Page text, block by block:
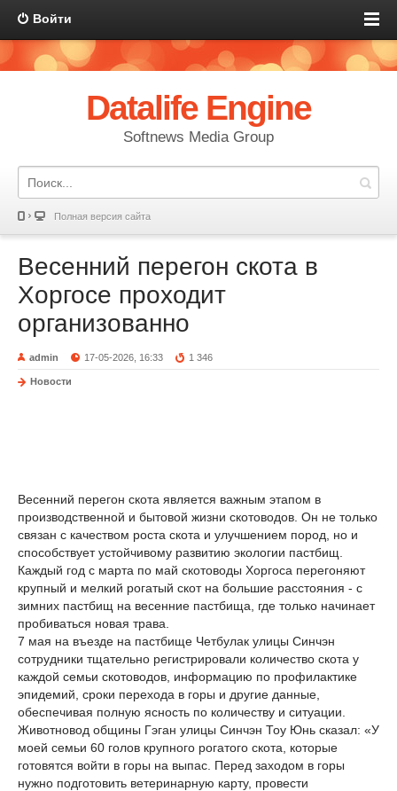
Войти
Datalife Engine
Softnews Media Group
Полная версия сайта
Весенний перегон скота в
Хоргосе проходит
организованно
admin 17-05-2026, 16:33 1 346
Новости
Весенний перегон скота является важным этапом в
производственной и бытовой жизни скотоводов. Он не только
связан с качеством роста скота и улучшением пород, но и
способствует устойчивому развитию экологии пастбищ.
Каждый год с марта по май скотоводы Хоргоса перегоняют
крупный и мелкий рогатый скот на большие расстояния - с
зимних пастбищ на весенние пастбища, где только начинает
пробиваться новая трава.
7 мая на въезде на пастбище Четбулак улицы Синчэн
сотрудники тщательно регистрировали количество скота у
каждой семьи скотоводов, информацию по профилактике
эпидемий, сроки перехода в горы и другие данные,
обеспечивая полную ясность по количеству и ситуации.
Животновод общины Гэган улицы Синчэн Тоу Юнь сказал: «У
моей семьи 60 голов крупного рогатого скота, которые
готовятся войти в горы на выпас. Перед заходом в горы
нужно подготовить ветеринарную карту, провести